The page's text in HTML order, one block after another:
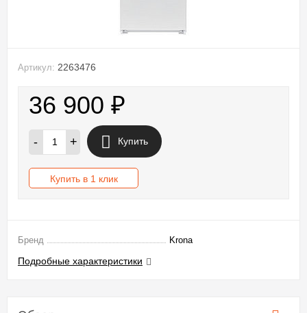
Артикул: 2263476
36 900 ₽
- + Купить
Купить в 1 клик
Бренд Krona
Подробные характеристики